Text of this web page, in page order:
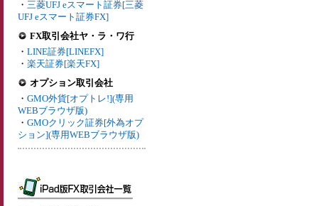
・ 三菱UFJ eスマート証券[三菱
UFJ eスマート証券FX]
FX取引会社ヤ・ラ・ワ行
・ LINE証券[LINEFX]
・ 楽天証券[楽天FX]
オプション取引会社
・ GMO外貨[オプトレ!](専用
WEBブラウザ版)
・ GMOクリック証券[外為オプ
ション](専用WEBブラウザ版)